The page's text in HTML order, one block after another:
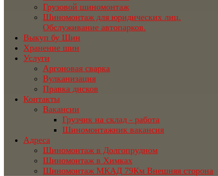
Грузовой шиномонтаж
Шиномонтаж для юридических лиц.
Обслуживание автопарков.
Выкуп бу Шин
Хранение шин
Услуги
Аргоновая сварка
Вулканизация
Правка дисков
Контакты
Вакансии
Грузчик на склад - работа
Шиномонтажник вакансия
Адреса
Шиномонтаж в Долгопрудном
Шиномонтаж в Химках
Шиномонтаж МКАД 79Км Внешняя сторона